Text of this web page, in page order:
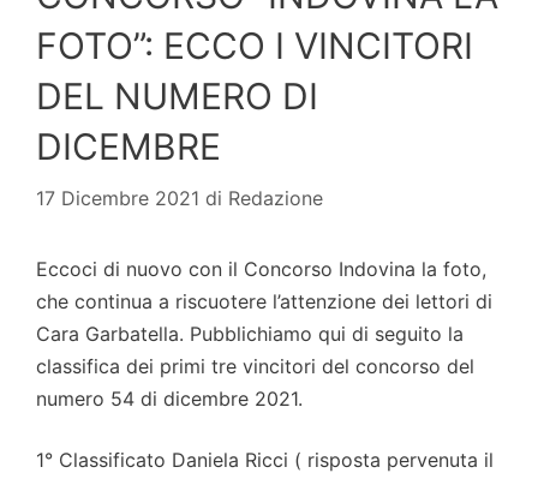
FOTO”: ECCO I VINCITORI
DEL NUMERO DI
DICEMBRE
17 Dicembre 2021 di Redazione
Eccoci di nuovo con il Concorso Indovina la foto,
che continua a riscuotere l’attenzione dei lettori di
Cara Garbatella. Pubblichiamo qui di seguito la
classifica dei primi tre vincitori del concorso del
numero 54 di dicembre 2021.
1° Classificato Daniela Ricci ( risposta pervenuta il